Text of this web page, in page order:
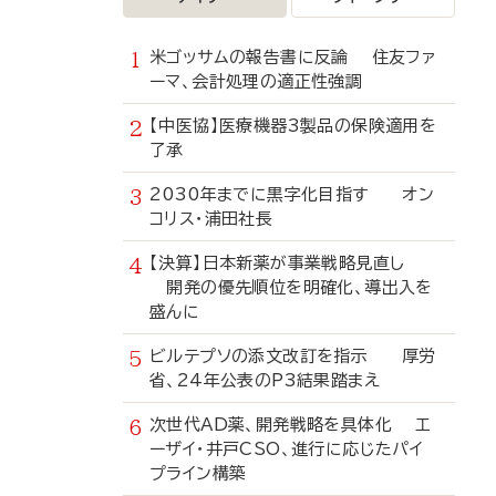
米ゴッサムの報告書に反論 住友ファ
ーマ、会計処理の適正性強調
【中医協】医療機器3製品の保険適用を
了承
2030年までに黒字化目指す オン
コリス・浦田社長
【決算】日本新薬が事業戦略見直し
開発の優先順位を明確化、導出入を
盛んに
ビルテプソの添文改訂を指示 厚労
省、24年公表のP3結果踏まえ
次世代AD薬、開発戦略を具体化 エ
ーザイ・井戸CSO、進行に応じたパイ
プライン構築